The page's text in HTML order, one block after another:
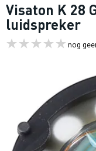
Visaton K 28
luidspreker
nog